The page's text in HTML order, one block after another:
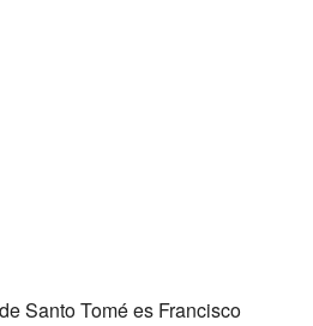
Santo Tomé es Francisco